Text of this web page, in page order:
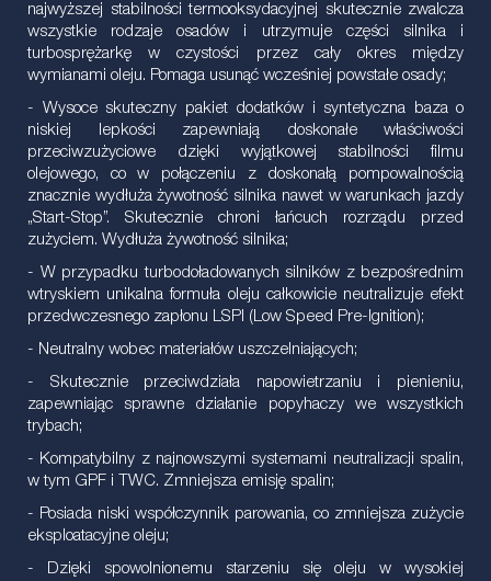
najwyższej stabilności termooksydacyjnej skutecznie zwalcza
wszystkie rodzaje osadów i utrzymuje części silnika i
turbosprężarkę w czystości przez cały okres między
wymianami oleju. Pomaga usunąć wcześniej powstałe osady;
- Wysoce skuteczny pakiet dodatków i syntetyczna baza o
niskiej lepkości zapewniają doskonałe właściwości
przeciwzużyciowe dzięki wyjątkowej stabilności filmu
olejowego, co w połączeniu z doskonałą pompowalnością
znacznie wydłuża żywotność silnika nawet w warunkach jazdy
„Start-Stop”. Skutecznie chroni łańcuch rozrządu przed
zużyciem. Wydłuża żywotność silnika;
- W przypadku turbodoładowanych silników z bezpośrednim
wtryskiem unikalna formuła oleju całkowicie neutralizuje efekt
przedwczesnego zapłonu LSPI (Low Speed Pre-Ignition);
- Neutralny wobec materiałów uszczelniających;
- Skutecznie przeciwdziała napowietrzaniu i pienieniu,
zapewniając sprawne działanie popyhaczy we wszystkich
trybach;
- Kompatybilny z najnowszymi systemami neutralizacji spalin,
w tym GPF i TWC. Zmniejsza emisję spalin;
- Posiada niski współczynnik parowania, co zmniejsza zużycie
eksploatacyjne oleju;
- Dzięki spowolnionemu starzeniu się oleju w wysokiej